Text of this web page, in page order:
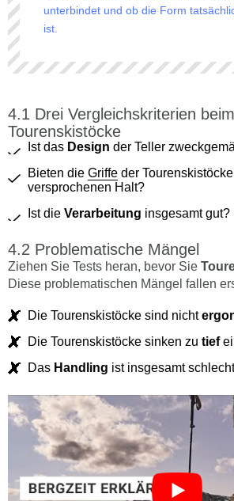
unterbindet und ob die Form
ist.
Drei Vergleichskriterien
Tourenskistöcke
Ist das Design der Teller
Bieten die Griffe der
versprochenen Halt?
Ist die Verarbeitung insgesamt gut?
Problematische Mängel
Ziehen Sie Tests heran, bevor Sie
Diese problematischen Mängel fallen
Die Tourenskistöcke sind nicht
Die Tourenskistöcke sinken zu tief
Das Handling ist insgesamt